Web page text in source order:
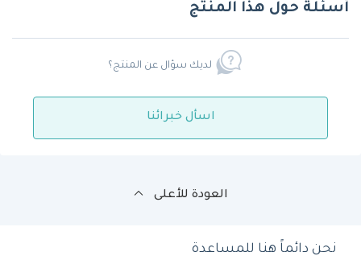
أسئلة حول هذا المنتج
لديك سؤال عن المنتج؟
اسأل خبرائنا
العودة للأعلى
نحن دائماً هنا للمساعدة